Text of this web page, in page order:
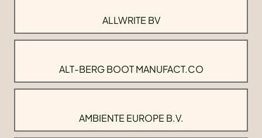
ALLWRITE BV
ALT-BERG BOOT MANUFACT.CO
AMBIENTE EUROPE B.V.